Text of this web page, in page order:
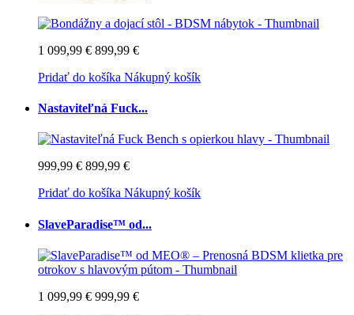
1 099,99 € 899,99 €
Pridať do košíka Nákupný košík
Nastaviteľná Fuck...
999,99 € 899,99 €
Pridať do košíka Nákupný košík
SlaveParadise™ od...
1 099,99 € 999,99 €